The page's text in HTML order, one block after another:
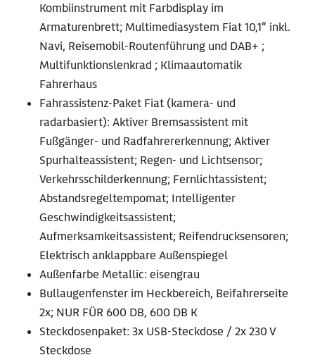
Kombiinstrument mit Farbdisplay im
Armaturenbrett; Multimediasystem Fiat 10,1“ inkl.
Navi, Reisemobil-Routenführung und DAB+ ;
Multifunktionslenkrad ; Klimaautomatik
Fahrerhaus
Fahrassistenz-Paket Fiat (kamera- und
radarbasiert): Aktiver Bremsassistent mit
Fußgänger- und Radfahrererkennung; Aktiver
Spurhalteassistent; Regen- und Lichtsensor;
Verkehrsschilderkennung; Fernlichtassistent;
Abstandsregeltempomat; Intelligenter
Geschwindigkeitsassistent;
Aufmerksamkeitsassistent; Reifendrucksensoren;
Elektrisch anklappbare Außenspiegel
Außenfarbe Metallic: eisengrau
Bullaugenfenster im Heckbereich, Beifahrerseite
2x; NUR FÜR 600 DB, 600 DB K
Steckdosenpaket: 3x USB-Steckdose / 2x 230 V
Steckdose